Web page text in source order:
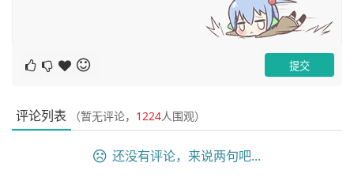
评论列表 （暂无评论， 1224人围观）
还没有评论，来说两句吧...